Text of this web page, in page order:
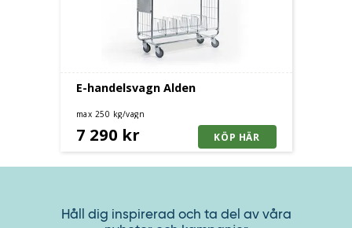
E-handelsvagn Alden
max 250 kg/vagn
7 290 kr
Håll dig inspirerad och ta del av våra